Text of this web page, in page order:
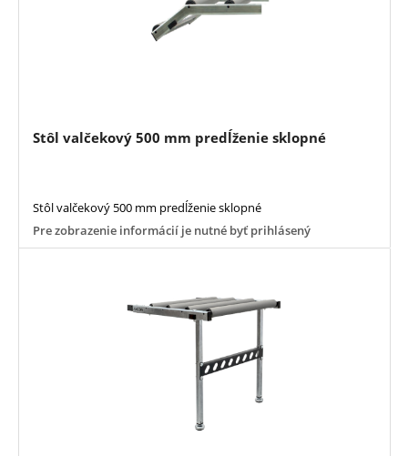
Stôl valčekový 500 mm predĺženie sklopné
Stôl valčekový 500 mm predĺženie sklopné
Pre zobrazenie informácií je nutné byť prihlásený